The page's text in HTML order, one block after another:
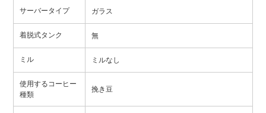
サーバータイプ ガラス
着脱式タンク 無
ミル ミルなし
使用するコーヒー
種類
挽き豆